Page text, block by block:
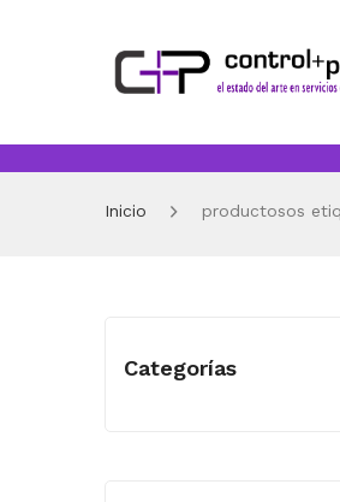
Inicio productosos
Categorías